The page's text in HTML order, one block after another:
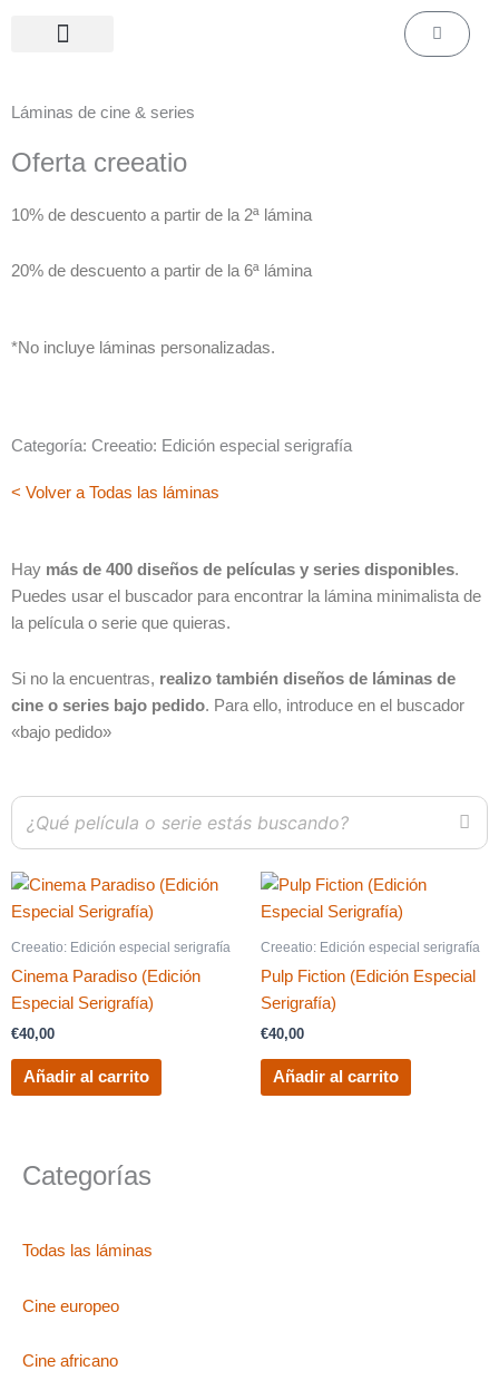
Carrito
Láminas de cine & series​
Oferta creeatio
10% de descuento a partir de la 2ª lámina
20% de descuento a partir de la 6ª lámina
*No incluye láminas personalizadas.
Categorías
Todas las láminas
Cine europeo
Cine africano
Categoría: Creeatio: Edición especial serigrafía
< Volver a Todas las láminas
Hay más de 400 diseños de películas y series disponibles.
Puedes usar el buscador para encontrar la lámina minimalista de
la película o serie que quieras.
Si no la encuentras, realizo también diseños de láminas de
cine o series bajo pedido. Para ello, introduce en el buscador
«bajo pedido»
Creeatio: Edición especial serigrafía
Cinema Paradiso (Edición
Especial Serigrafía)
€40,00
Añadir al carrito
Creeatio: Edición especial serigrafía
Pulp Fiction (Edición Especial
Serigrafía)
€40,00
Añadir al carrito